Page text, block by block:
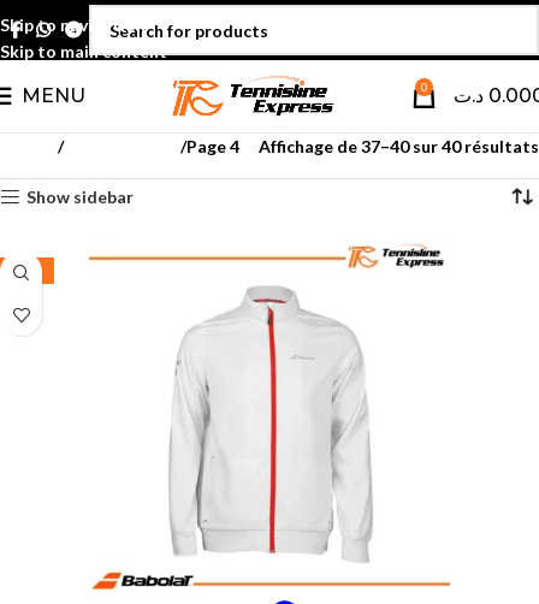
Skip to navigation
Skip to main content
MENU 0 د.ت
Textile juniors Page 4 Affichage de 37–40 sur 40 résultats
Show sidebar
-50%